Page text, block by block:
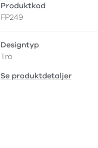
Produktkod
FP249
Designtyp
Trä
Se produktdetaljer